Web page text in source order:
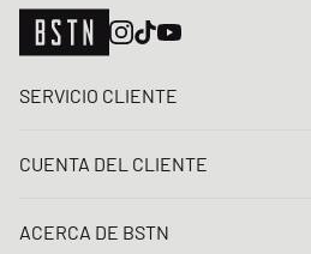
SERVICIO CLIENTE
Preguntas frecuentes
CUENTA DEL CLIENTE
Registro
ACERCA DE BSTN